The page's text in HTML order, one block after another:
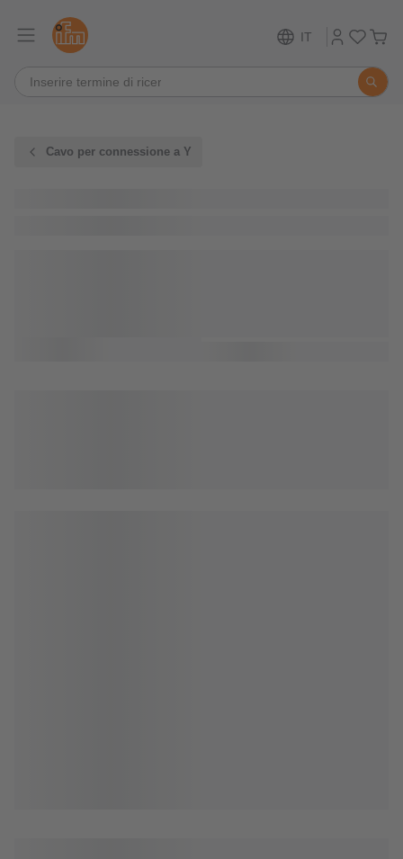
IT
Cavo per connessione a Y